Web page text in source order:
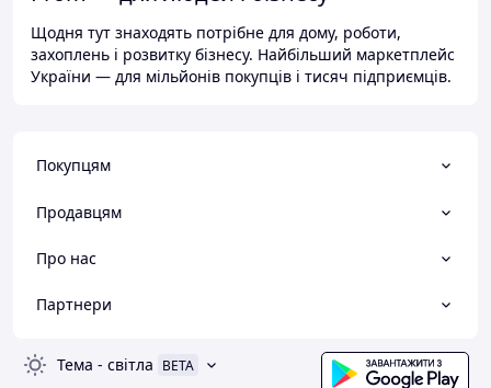
Щодня тут знаходять потрібне для дому, роботи,
захоплень і розвитку бізнесу. Найбільший маркетплейс
України — для мільйонів покупців і тисяч підприємців.
Покупцям
Продавцям
Про нас
Партнери
Тема - світла BETA